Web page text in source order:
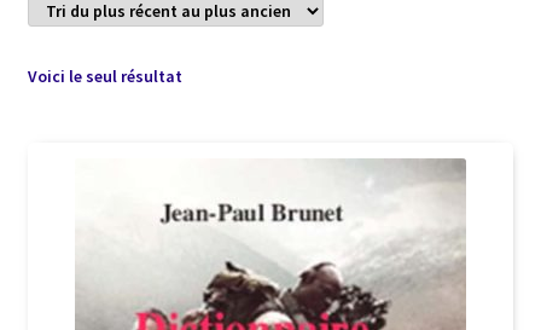
Conditions de Vente
Connection
Livres de Peter Randa
Livres de Philippe Randa
Login Customizer
Voici le seul résultat